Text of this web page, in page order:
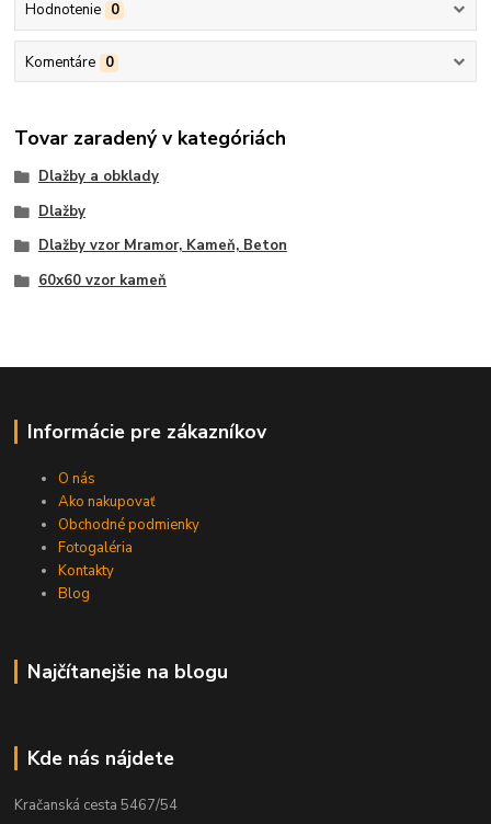
Hodnotenie 0
Komentáre 0
Tovar zaradený v kategóriách
Dlažby a obklady
Dlažby
Dlažby vzor Mramor, Kameň, Beton
60x60 vzor kameň
Informácie pre zákazníkov
O nás
Ako nakupovať
Obchodné podmienky
Fotogaléria
Kontakty
Blog
Najčítanejšie na blogu
Kde nás nájdete
Kračanská cesta 5467/54